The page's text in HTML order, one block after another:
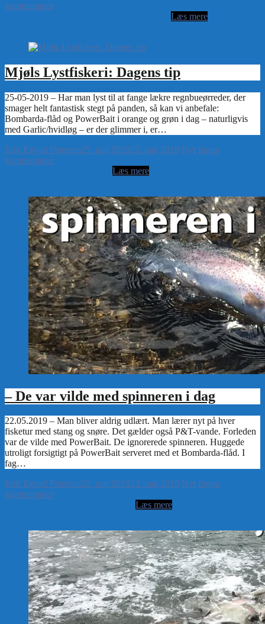
kommentarer
Mjøls Lystfiskeri: Dagens tip
Erik Egvad Petersen25. maj 201925. maj 2019 Nyt Ingen
kommentarer
– De var vilde med spinneren i dag
Erik Egvad Petersen22. maj 201923. maj 2019 Nyt Ingen
kommentarer